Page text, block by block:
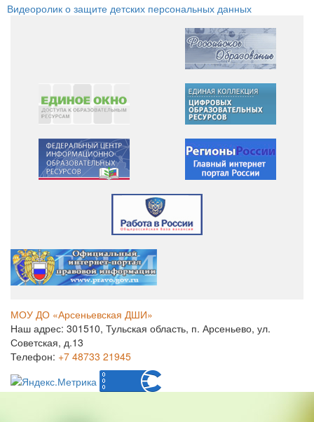
Видеоролик о защите детских персональных данных
МОУ ДО «Арсеньевская ДШИ»
Наш адрес: 301510, Тульская область, п. Арсеньево, ул.
Советская, д.13
Телефон: +7 48733 21945